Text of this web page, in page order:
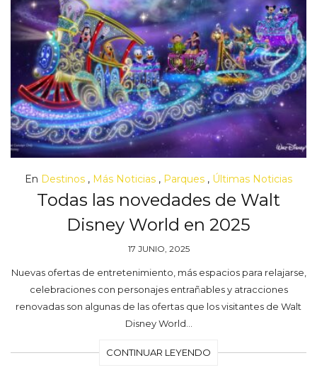
En Destinos , Más Noticias , Parques , Últimas Noticias
Todas las novedades de Walt
Disney World en 2025
17 JUNIO, 2025
Nuevas ofertas de entretenimiento, más espacios para relajarse,
celebraciones con personajes entrañables y atracciones
renovadas son algunas de las ofertas que los visitantes de Walt
Disney World…
CONTINUAR LEYENDO